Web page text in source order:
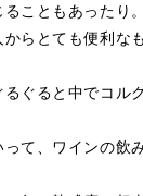
こともあったり。
らとても便利な
ぐると中でコル
て、ワインの飲